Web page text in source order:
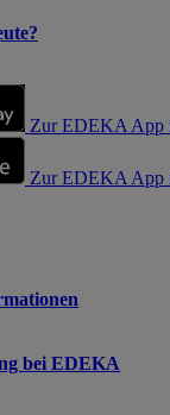
Zur EDEKA App
Zur EDEKA App
bei EDEKA